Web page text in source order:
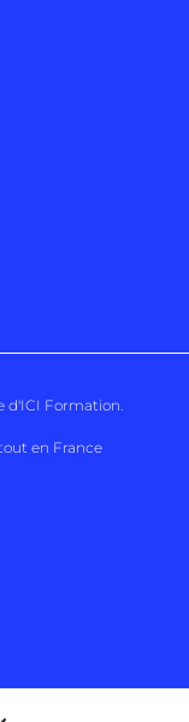
d'ICI Formation.
en France